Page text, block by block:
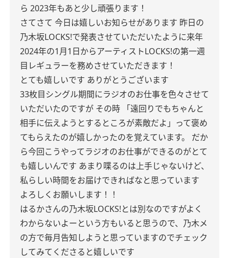
ら 2023年もあと少し頑張ります！
さてさて 今日は嬉しいお知らせがあります 昨日の
乃木坂LOCKS!で発表させていただいたように来年
2024年の1月1日からアーティストLOCKS!の第一週
目レギュラーを務めさせていただきます！
とても嬉しいです ありがとうございます
33枚目シングル期間にラジオのお仕事を色々させて
いただいたのですが その時
「遠回りでもちゃんと
相手に伝えようとするところが素敵だよ」って褒め
てもらえたのが嬉しかったのを覚えています。
だか
ら今回こうやってラジオのお仕事ができるのがとて
も嬉しいんです あまり喋るのは上手じゃないけど、
私らしい時間をお届けできればなと思っています
よろしくお願いします！！
はるかさんの乃木坂LOCKS!とは別なのですがよく
わからないよーという方もいると思うので、乃木メ
の方で毎月告知しようと思っていますのでチェック
してみてくださると嬉しいです